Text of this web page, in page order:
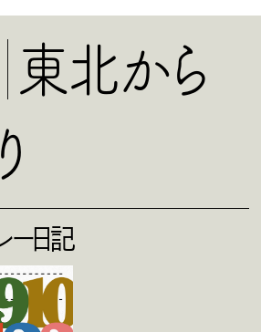
東北から
ー日記